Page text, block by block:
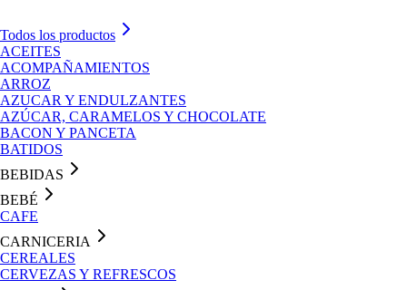
Todos los productos
ACEITES
ACOMPAÑAMIENTOS
ARROZ
AZUCAR Y ENDULZANTES
AZÚCAR, CARAMELOS Y CHOCOLATE
BACON Y PANCETA
BATIDOS
BEBIDAS
BEBÉ
CAFE
CARNICERIA
CEREALES
CERVEZAS Y REFRESCOS